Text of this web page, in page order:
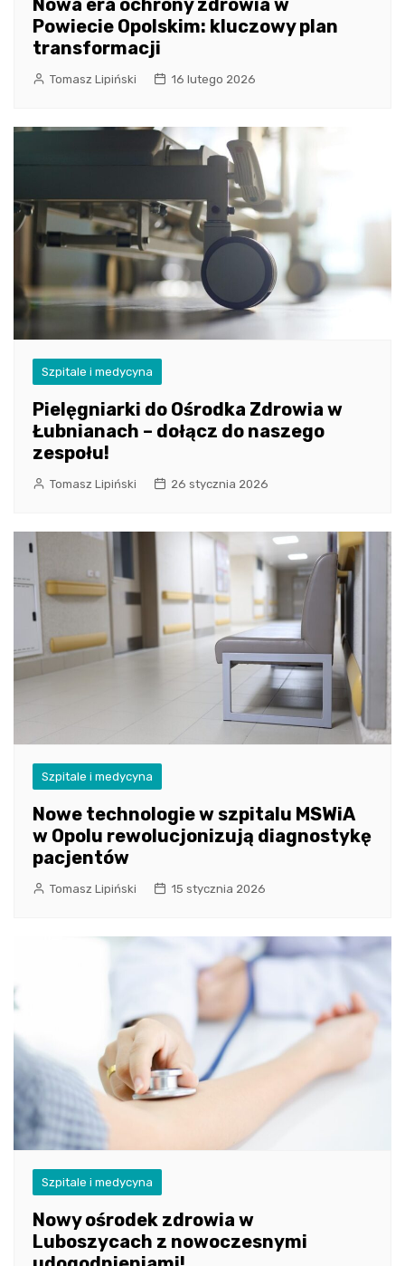
Nowa era ochrony zdrowia w
Powiecie Opolskim: kluczowy plan
transformacji
Tomasz Lipiński 16 lutego 2026
Szpitale i medycyna
Pielęgniarki do Ośrodka Zdrowia w
Łubnianach – dołącz do naszego
zespołu!
Tomasz Lipiński 26 stycznia 2026
Szpitale i medycyna
Nowe technologie w szpitalu MSWiA
w Opolu rewolucjonizują diagnostykę
pacjentów
Tomasz Lipiński 15 stycznia 2026
Szpitale i medycyna
Nowy ośrodek zdrowia w
Luboszycach z nowoczesnymi